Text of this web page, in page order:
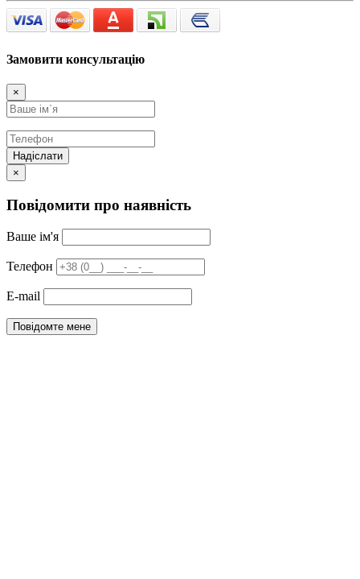
Замовити консультацію
×
Надіслати
×
Повідомити про наявність
Ваше ім'я
Телефон
E-mail
Повідомте мене